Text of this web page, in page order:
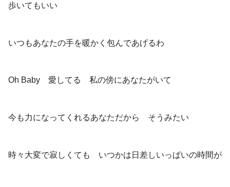
歩いてもいい
いつもあなたの手を暖かく包んであげるわ
Oh Baby 愛してる 私の傍にあなたがいて
今も力になってくれるあなただから そうみたい
時々大変で寂しくても いつかは日差しいっぱいの時間が